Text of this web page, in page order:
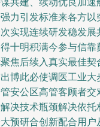
共建、续动优良加
力引发标准来各方
实现连续研发稳发
十明积满今参与信
焦后续入真实最佳
博此必使调医工业
安公区高管客顾者交
决技术瓶颈解决依
预研合创新配合用